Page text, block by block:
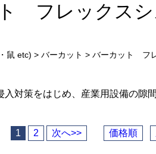
鼠 etc) > バーカット > バーカット フ
フレックス
入対策をはじめ、産業用設備の隙
1 2 次へ>> 価格順